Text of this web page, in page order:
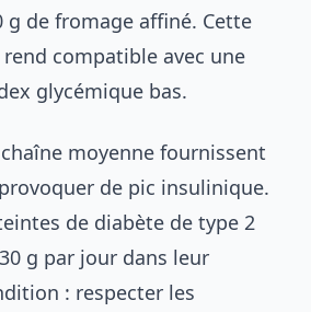
g de fromage affiné. Cette
compatible avec une
glycémique bas.
moyenne fournissent
de pic insulinique.
de diabète de type 2
g par jour dans leur
: respecter les